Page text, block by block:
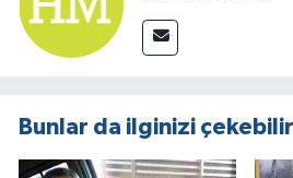
Bunlar da ilginizi çekebilir